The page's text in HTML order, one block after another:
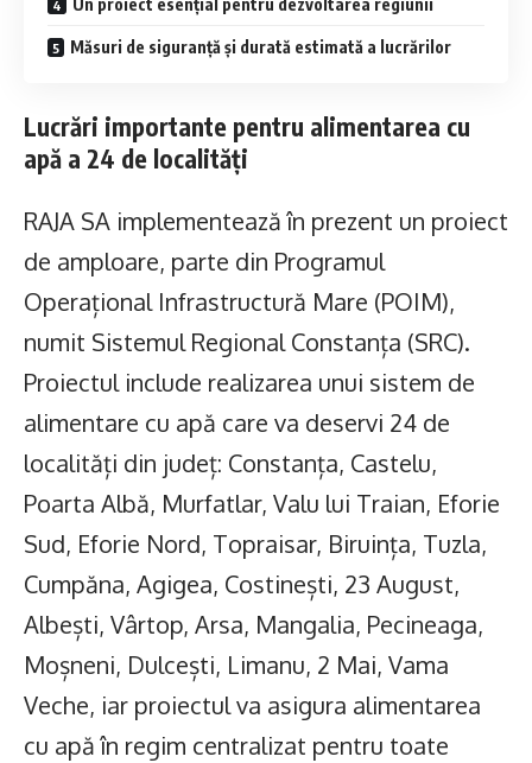
Un proiect esențial pentru dezvoltarea regiunii
Măsuri de siguranță și durată estimată a lucrărilor
Lucrări importante pentru alimentarea cu
apă a 24 de localități
RAJA SA implementează în prezent un proiect
de amploare, parte din Programul
Operațional Infrastructură Mare (POIM),
numit Sistemul Regional Constanța (SRC).
Proiectul include realizarea unui sistem de
alimentare cu apă care va deservi 24 de
localități din județ: Constanța, Castelu,
Poarta Albă, Murfatlar, Valu lui Traian, Eforie
Sud, Eforie Nord, Topraisar, Biruința, Tuzla,
Cumpăna, Agigea, Costinești, 23 August,
Albești, Vârtop, Arsa, Mangalia, Pecineaga,
Moșneni, Dulcești, Limanu, 2 Mai, Vama
Veche, iar proiectul va asigura alimentarea
cu apă în regim centralizat pentru toate